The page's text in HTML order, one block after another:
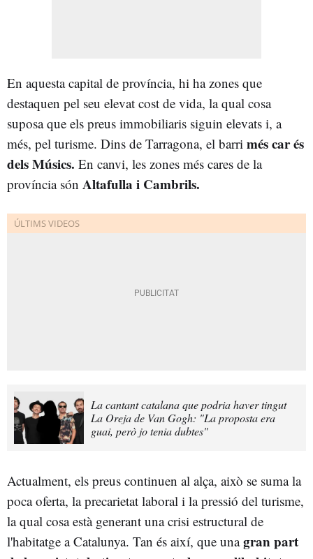
En aquesta capital de província, hi ha zones que
destaquen pel seu elevat cost de vida, la qual cosa
suposa que els preus immobiliaris siguin elevats i, a
més, pel turisme. Dins de Tarragona, el barri més car és
dels Músics. En canvi, les zones més cares de la
província són Altafulla i Cambrils.
La cantant catalana que podria haver tingut
La Oreja de Van Gogh: "La proposta era
guai, però jo tenia dubtes"
Actualment, els preus continuen al alça, això se suma la
poca oferta, la precarietat laboral i la pressió del turisme,
la qual cosa està generant una crisi estructural de
l'habitatge a Catalunya. Tan és així, que unagran part